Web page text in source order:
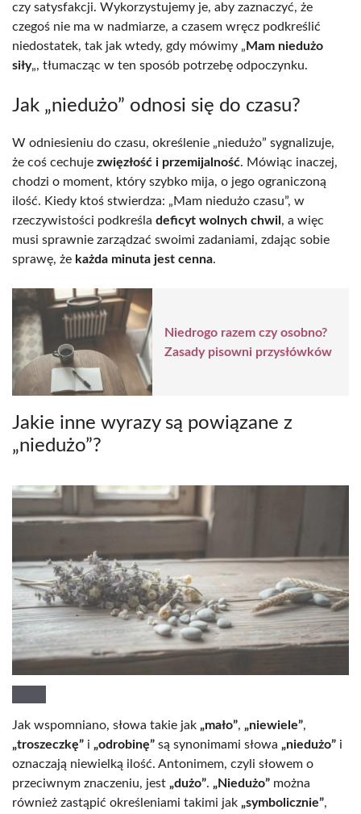
czy satysfakcji. Wykorzystujemy je, aby zaznaczyć, że
czegoś nie ma w nadmiarze, a czasem wręcz podkreślić
niedostatek, tak jak wtedy, gdy mówimy „ Mam niedużo
siły„, tłumacząc w ten sposób potrzebę odpoczynku.
Jak „niedużo” odnosi się do czasu?
W odniesieniu do czasu, określenie „niedużo” sygnalizuje,
że coś cechuje zwięzłość i przemijalność. Mówiąc inaczej,
chodzi o moment, który szybko mija, o jego ograniczoną
ilość. Kiedy ktoś stwierdza: „Mam niedużo czasu”, w
rzeczywistości podkreśla deficyt wolnych chwil , a więc
musi sprawnie zarządzać swoimi zadaniami, zdając sobie
sprawę, że każda minuta jest cenna.
Niedrogo razem czy osobno?
Zasady pisowni przysłówków
Jakie inne wyrazy są powiązane z
„niedużo”?
Jak wspomniano, słowa takie jak „mało”, „niewiele”,
„troszeczkę” i „odrobinę” są synonimami słowa „niedużo” i
oznaczają niewielką ilość. Antonimem, czyli słowem o
przeciwnym znaczeniu, jest „dużo”. „Niedużo” można
również zastąpić określeniami takimi jak „symbolicznie”,